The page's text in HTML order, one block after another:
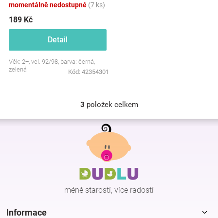
momentálně nedostupné (7 ks)
189 Kč
Detail
Věk: 2+, vel. 92/98, barva: černá,
zelená
Kód: 42354301
O
v
l
d
a
c
í
p
r
3 položek celkem
Z
méně starostí, více radostí
Informace